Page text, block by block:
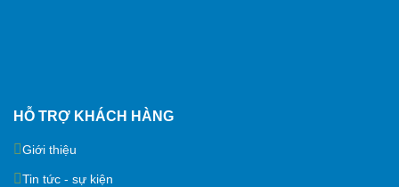
HỖ TRỢ KHÁCH HÀNG
Giới thiệu
Tin tức - sự kiện